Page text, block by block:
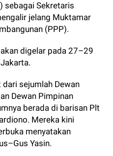
sebagai Sekretaris
jelang Muktamar
(PPP).
digelar pada 27–29
sejumlah Dewan
Dewan Pimpinan
berada di barisan Plt
Mereka kini
menyatakan
Yasin.